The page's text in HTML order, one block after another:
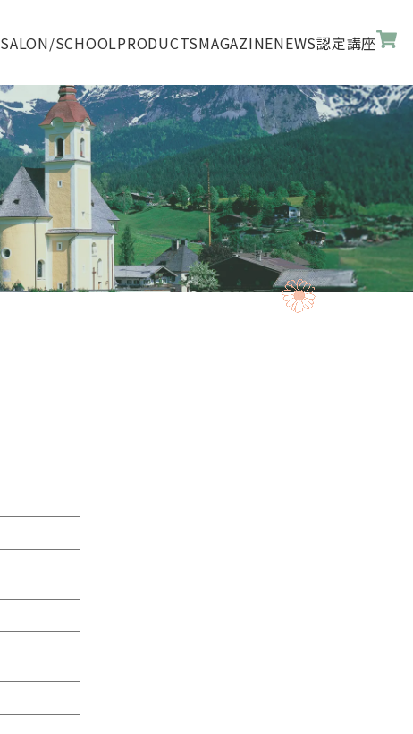
SALON/SCHOOLPRODUCTSMAGAZINENEWS認定講座